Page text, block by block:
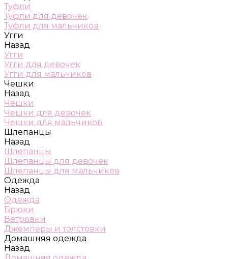
Туфли
Туфли для девочек
Туфли для мальчиков
Угги
Назад
Угги
Угги для девочек
Угги для мальчиков
Чешки
Назад
Чешки
Чешки для девочек
Чешки для мальчиков
Шлепанцы
Назад
Шлепанцы
Шлепанцы для девочек
Шлепанцы для мальчиков
Одежда
Назад
Одежда
Брюки
Ветровки
Джемперы и толстовки
Домашняя одежда
Назад